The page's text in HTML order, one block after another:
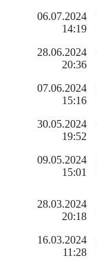
06.07.2024
14:19
28.06.2024
20:36
07.06.2024
15:16
30.05.2024
19:52
09.05.2024
15:01
28.03.2024
20:18
16.03.2024
11:28